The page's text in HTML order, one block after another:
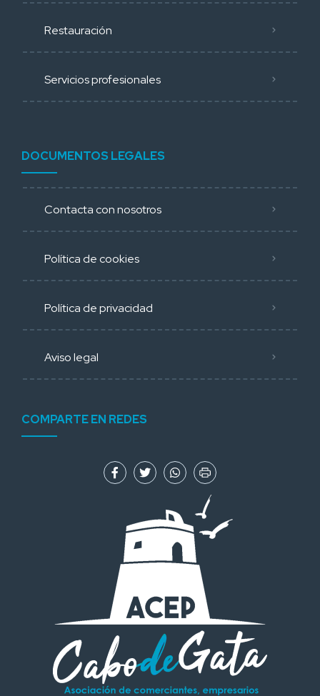
DOCUMENTOS LEGALES
Contacta con nosotros
Política de cookies
Política de privacidad
Aviso legal
COMPARTE EN REDES
Restauración
Servicios profesionales